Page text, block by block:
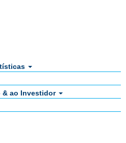
& ao Investidor